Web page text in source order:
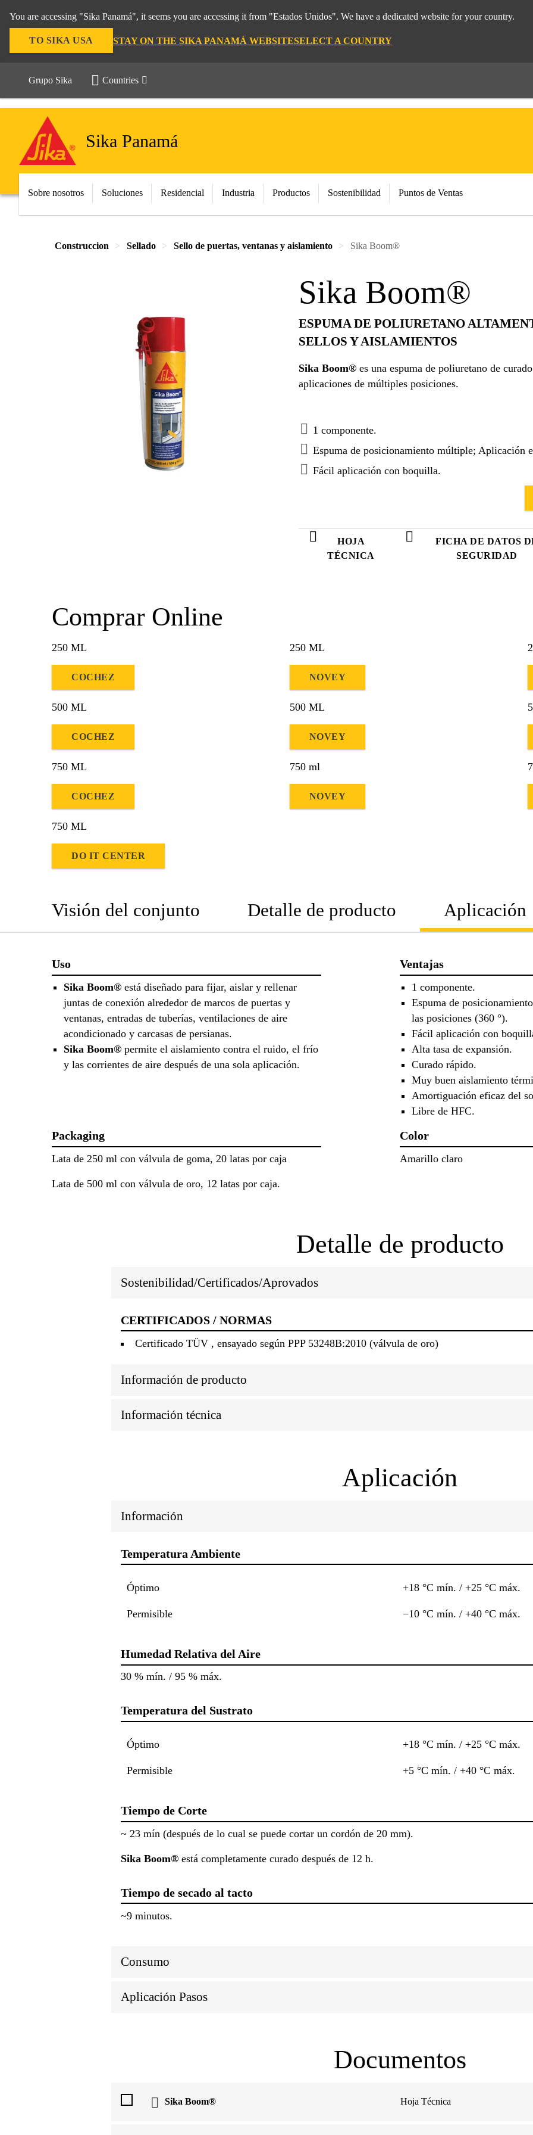
You are accessing "Sika Panamá", it seems you are accessing it from "Estados Unidos". We have a dedicated website for your country.
TO SIKA USA STAY ON THE SIKA PANAMÁ WEBSITESELECT A COUNTRY
Grupo Sika Countries
Sika Panamá
Sobre nosotros Soluciones Residencial Industria Productos Sostenibilidad Puntos de Ventas
Construccion Sellado Sello de puertas, ventanas y aislamiento Sika Boom®
Sika Boom®
ESPUMA DE POLIURETANO
SELLOS Y AISLAMIENTOS
Sika Boom®es una espuma de poliuretano de
aplicaciones de múltiples posiciones.
1 componente.
Espuma de posicionamiento múltiple; Aplicación
Fácil aplicación con boquilla.
HOJA
TÉCNICA
FICHA DE DATOS
SEGURIDAD
Comprar Online
250 ML
COCHEZ
500 ML
COCHEZ
750 ML
COCHEZ
750 ML
DO IT CENTER
250 ML
NOVEY
500 ML
NOVEY
750 ml
NOVEY
Visión del conjunto Detalle de producto Aplicación
Uso
Sika Boom® está diseñado para fijar, aislar y rellenar
juntas de conexión alrededor de marcos de puertas y
ventanas, entradas de tuberías, ventilaciones de aire
acondicionado y carcasas de persianas.
Sika Boom® permite el aislamiento contra el ruido, el frío
y las corrientes de aire después de una sola aplicación.
Ventajas
1 componente.
Espuma de
las posiciones (360 °).
Fácil aplicación con
Alta tasa de expansión.
Curado rápido.
Muy buen aislamiento
Amortiguación eficaz del
Libre de HFC.
Packaging
Lata de 250 ml con válvula de goma, 20 latas por caja
Lata de 500 ml con válvula de oro, 12 latas por caja.
Color
Amarillo claro
Detalle de producto
Sostenibilidad/Certificados/Aprovados
CERTIFICADOS / NORMAS
Certificado TÜV , ensayado según PPP 53248B:2010 (válvula de oro)
Información de producto
Información técnica
Aplicación
Información
Temperatura Ambiente
Óptimo +18 °C mín. / +25 °C máx.
Permisible −10 °C mín. / +40 °C máx.
Humedad Relativa del Aire
30 % mín. / 95 % máx.
Temperatura del Sustrato
Óptimo +18 °C mín. / +25 °C máx.
Permisible +5 °C mín. / +40 °C máx.
Tiempo de Corte
~ 23 mín (después de lo cual se puede cortar un cordón de 20 mm).
Sika Boom® está completamente curado después de 12 h.
Tiempo de secado al tacto
~9 minutos.
Consumo
Aplicación Pasos
Documentos
Sika Boom® Hoja Técnica